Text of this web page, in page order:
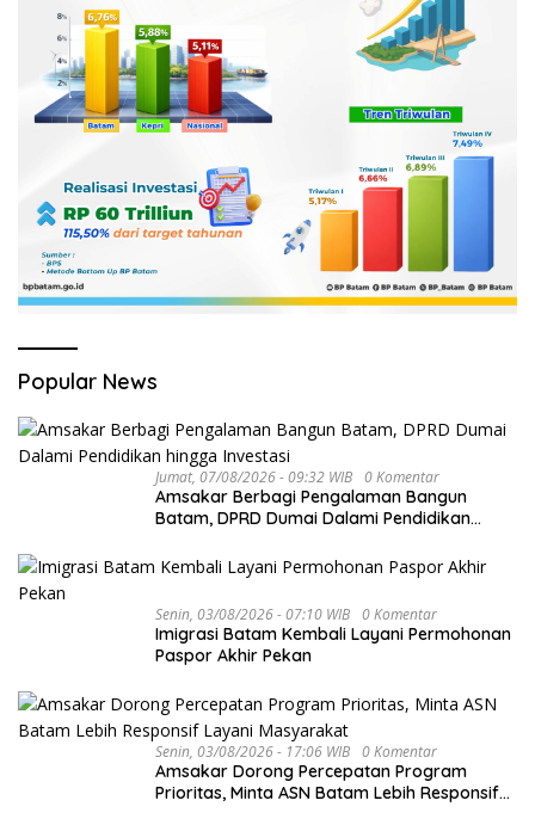
Popular News
Jumat, 07/08/2026 - 09:32 WIB 0 Komentar
Amsakar Berbagi Pengalaman Bangun
Batam, DPRD Dumai Dalami Pendidikan
Senin, 03/08/2026 - 07:10 WIB 0 Komentar
Imigrasi Batam Kembali Layani Permohonan
Paspor Akhir Pekan
Senin, 03/08/2026 - 17:06 WIB 0 Komentar
Amsakar Dorong Percepatan Program
Prioritas, Minta ASN Batam Lebih Responsif